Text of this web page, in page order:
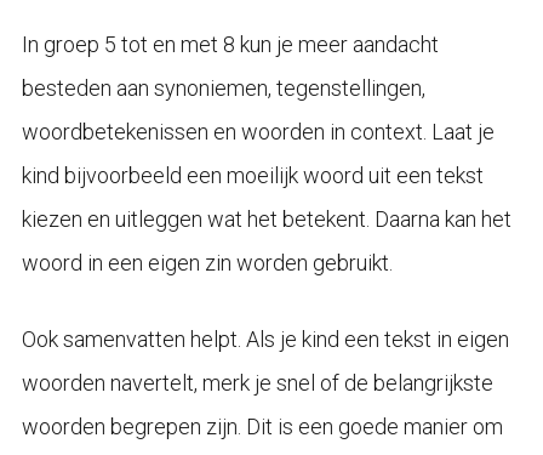
In groep 5 tot en met 8 kun je meer aandacht
besteden aan synoniemen, tegenstellingen,
woordbetekenissen en woorden in context. Laat je
kind bijvoorbeeld een moeilijk woord uit een tekst
kiezen en uitleggen wat het betekent. Daarna kan het
woord in een eigen zin worden gebruikt.
Ook samenvatten helpt. Als je kind een tekst in eigen
woorden navertelt, merk je snel of de belangrijkste
woorden begrepen zijn. Dit is een goede manier om